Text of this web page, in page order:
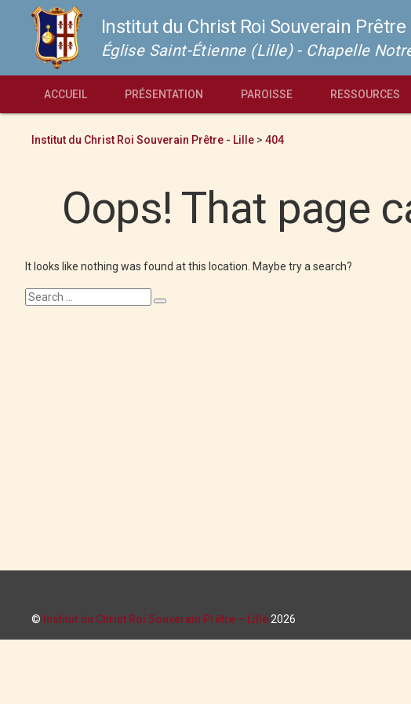
Institut du Christ Roi Souverain Prêtre
Église Saint-Étienne (Lille) - Chapelle
ACCUEIL PRÉSENTATION PAROISSE RESSOURCES
Institut du Christ Roi Souverain Prêtre - Lille > 404
Oops! That page
It looks like nothing was found at this location. Maybe try a search?
Search
Search
© Institut du Christ Roi Souverain Prêtre – Lille 2026